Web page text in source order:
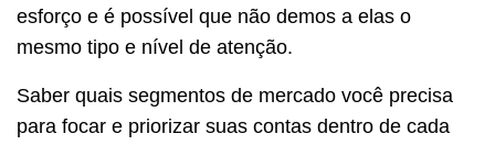
esforço e é possível que não demos a elas o
mesmo tipo e nível de atenção.
Saber quais segmentos de mercado você precisa
para focar e priorizar suas contas dentro de cada